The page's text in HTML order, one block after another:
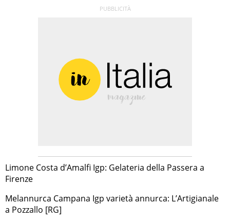
Limone Costa d’Amalfi Igp: Gelateria della Passera a
Firenze
Melannurca Campana Igp varietà annurca: L’Artigianale
a Pozzallo [RG]